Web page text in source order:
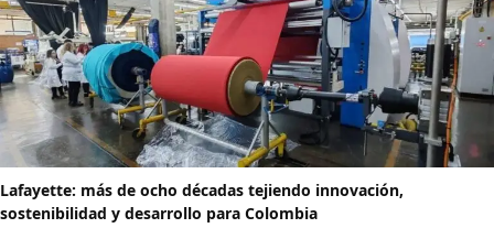
Lafayette: más de ocho décadas tejiendo innovación,
sostenibilidad y desarrollo para Colombia